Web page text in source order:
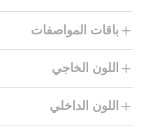
باقات المواصفات
اللون الخاجي
اللون الداخلي